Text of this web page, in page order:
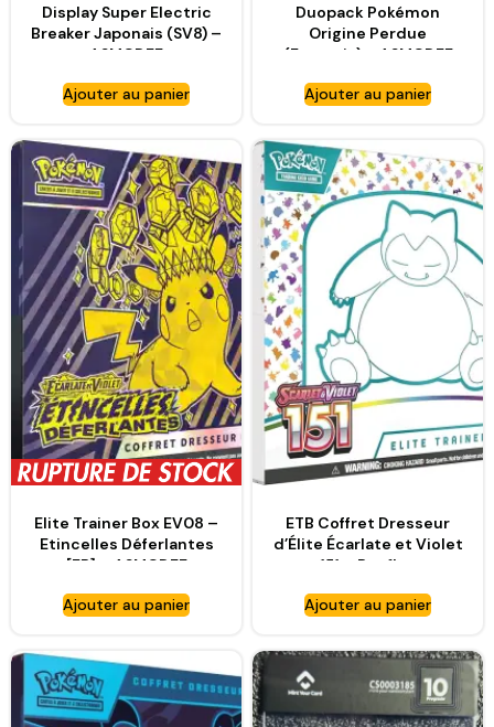
Display Super Electric
Breaker Japonais (SV8) –
ASMODEE
Ajouter au panier
Duopack Pokémon
Origine Perdue
(Français) – ASMODEE
Ajouter au panier
Elite Trainer Box EV08 –
Etincelles Déferlantes
[FR] – ASMODEE
Ajouter au panier
ETB Coffret Dresseur
d’Élite Écarlate et Violet
151 – Ronflex
Ajouter au panier